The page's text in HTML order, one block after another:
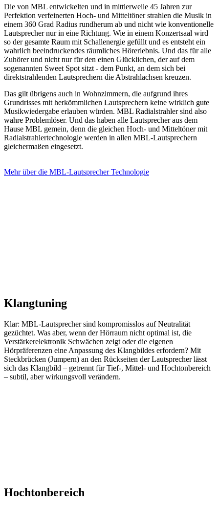
Die von MBL entwickelten und in mittlerweile 45 Jahren zur
Perfektion verfeinerten Hoch- und Mitteltöner strahlen die Musik in
einem 360 Grad Radius rundherum ab und nicht wie konventionelle
Lautsprecher nur in eine Richtung. Wie in einem Konzertsaal wird
so der gesamte Raum mit Schallenergie gefüllt und es entsteht ein
wahrlich beeindruckendes räumliches Hörerlebnis. Und das für alle
Zuhörer und nicht nur für den einen Glücklichen, der auf dem
sogenannten Sweet Spot sitzt - dem Punkt, an dem sich bei
direktstrahlenden Lautsprechern die Abstrahlachsen kreuzen.
Das gilt übrigens auch in Wohnzimmern, die aufgrund ihres
Grundrisses mit herkömmlichen Lautsprechern keine wirklich gute
Musikwiedergabe erlauben würden. MBL Radialstrahler sind also
wahre Problemlöser. Und das haben alle Lautsprecher aus dem
Hause MBL gemein, denn die gleichen Hoch- und Mitteltöner mit
Radialstrahlertechnologie werden in allen MBL-Lautsprechern
gleichermaßen eingesetzt.
Mehr über die MBL-Lautsprecher Technologie
Klangtuning
Klar: MBL-Lautsprecher sind kompromisslos auf Neutralität
gezüchtet. Was aber, wenn der Hörraum nicht optimal ist, die
Verstärkerelektronik Schwächen zeigt oder die eigenen
Hörpräferenzen eine Anpassung des Klangbildes erfordern? Mit
Steckbrücken (Jumpern) an den Rückseiten der Lautsprecher lässt
sich das Klangbild – getrennt für Tief-, Mittel- und Hochtonbereich
– subtil, aber wirkungsvoll verändern.
Hochtonbereich